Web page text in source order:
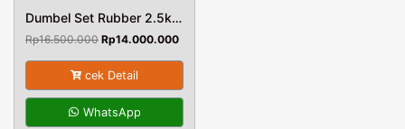
Dumbel Set Rubber 2.5kg – 20kg Plus Rack
Rp16.500.000 Harga
adalah:
Rp16.500.000.
Rp14.000.000Harga
adalah:
Rp14.000.000.
cek Detail
WhatsApp